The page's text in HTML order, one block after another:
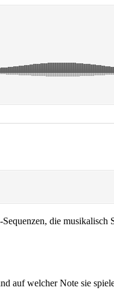
die musikalisch
auf welcher Note sie